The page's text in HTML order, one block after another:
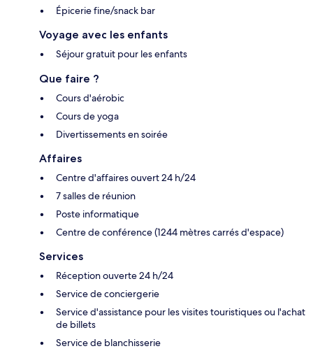
Épicerie fine/snack bar
Voyage avec les enfants
Séjour gratuit pour les enfants
Que faire ?
Cours d'aérobic
Cours de yoga
Divertissements en soirée
Affaires
Centre d'affaires ouvert 24 h/24
7 salles de réunion
Poste informatique
Centre de conférence (1244 mètres carrés d'espace)
Services
Réception ouverte 24 h/24
Service de conciergerie
Service d'assistance pour les visites touristiques ou l'achat
de billets
Service de blanchisserie